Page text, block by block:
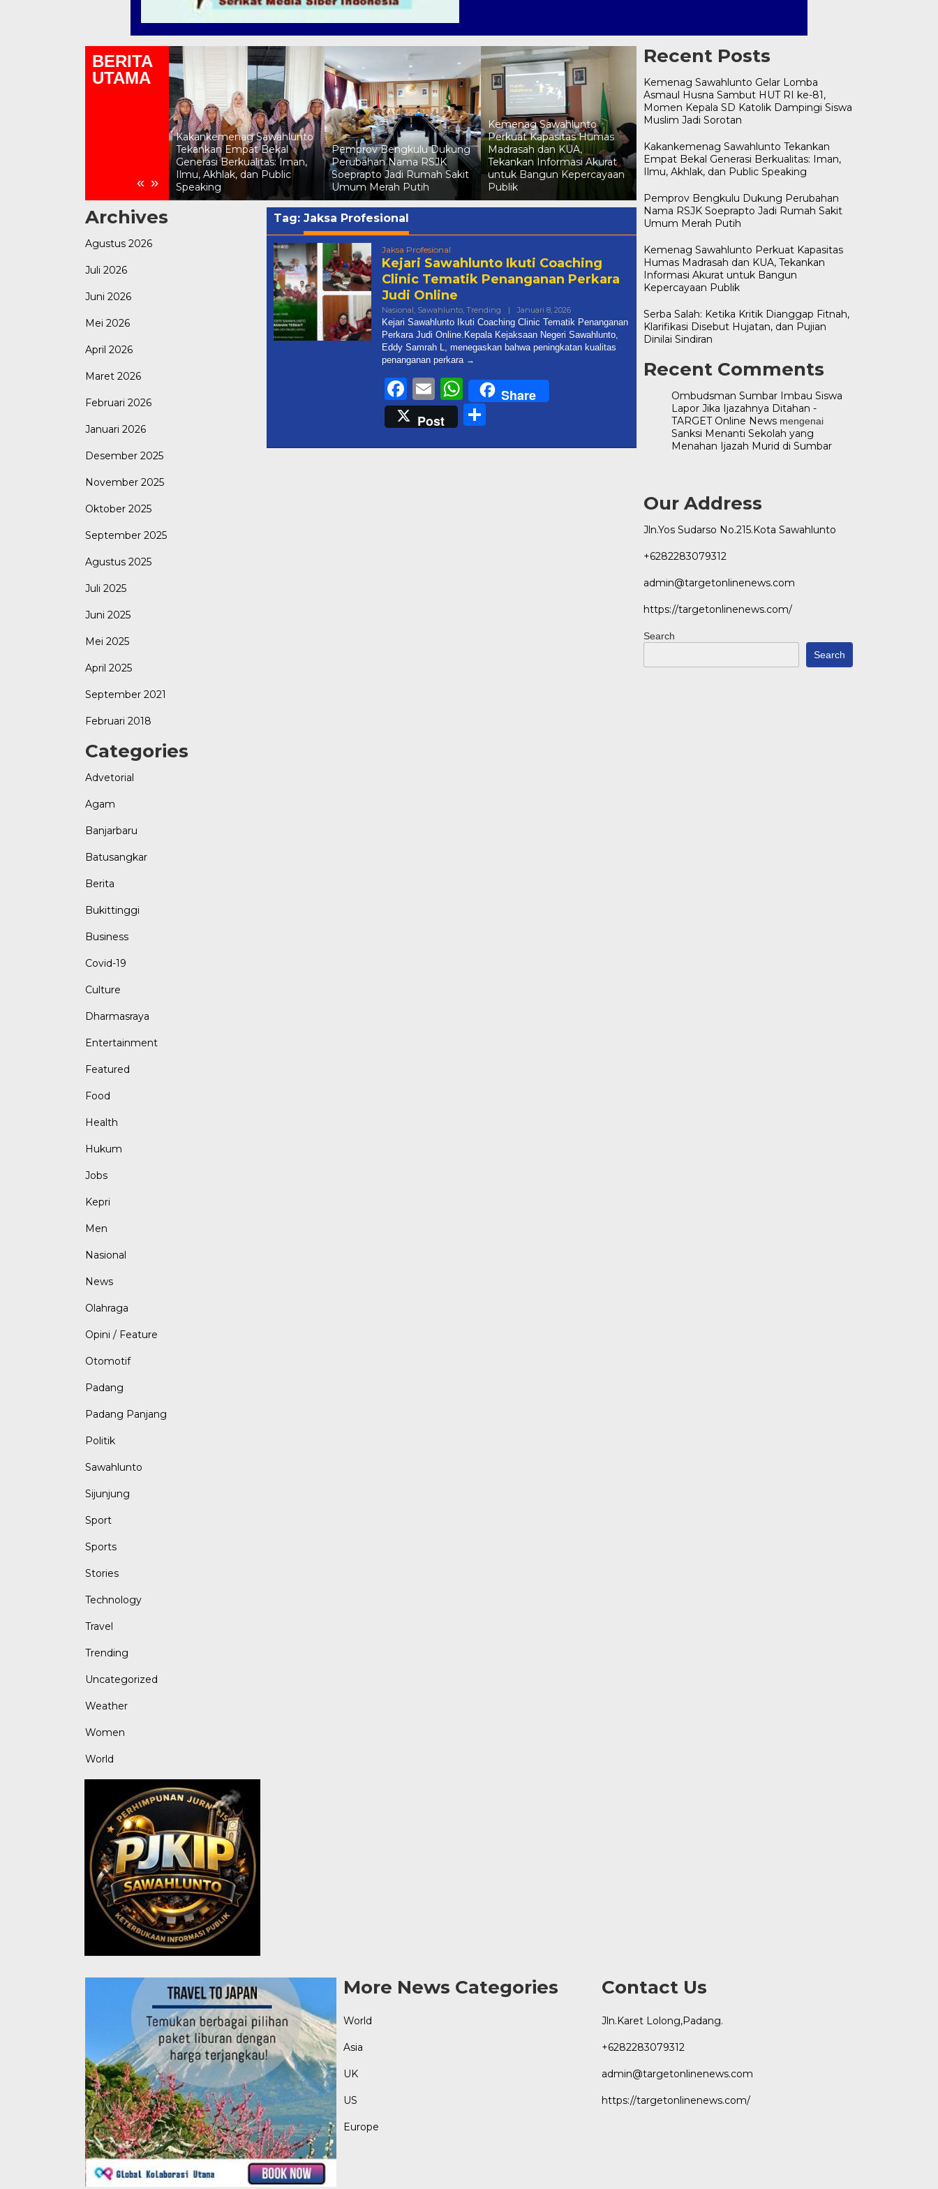
BERITA
UTAMA
« »
Kakankemenag Sawahlunto
Tekankan Empat Bekal
Generasi Berkualitas: Iman,
Ilmu, Akhlak, dan Public
Speaking
Pemprov Bengkulu Dukung
Perubahan Nama RSJK
Soeprapto Jadi Rumah Sakit
Umum Merah Putih
Kemenag Sawahlunto
Perkuat Kapasitas Humas
Madrasah dan KUA,
Tekankan Informasi Akurat
untuk Bangun Kepercayaan
Publik
Serba Salah: Ketika Kritik
Dianggap Fitnah, Klarifikasi
Disebut Hujatan, dan Pujian
Sambut HUT RI ke-81,
Momen Kepala SD Katolik
Dampingi Siswa Muslim Jadi
Archives
Agustus 2026
Juli 2026
Juni 2026
Mei 2026
April 2026
Maret 2026
Februari 2026
Januari 2026
Desember 2025
November 2025
Oktober 2025
September 2025
Agustus 2025
Juli 2025
Juni 2025
Mei 2025
April 2025
September 2021
Februari 2018
Categories
Advetorial
Agam
Banjarbaru
Batusangkar
Berita
Bukittinggi
Business
Covid-19
Culture
Dharmasraya
Entertainment
Featured
Food
Health
Hukum
Jobs
Kepri
Men
Nasional
News
Olahraga
Opini / Feature
Otomotif
Padang
Padang Panjang
Politik
Sawahlunto
Sijunjung
Sport
Sports
Stories
Technology
Travel
Trending
Uncategorized
Weather
Women
World
Tag: Jaksa Profesional
Jaksa Profesional
Kejari Sawahlunto Ikuti Coaching
Clinic Tematik Penanganan Perkara
Judi Online
Nasional, Sawahlunto, Trending | Januari 8, 2026Oleh
Admin@targetonlinenews.com
Kejari Sawahlunto Ikuti Coaching Clinic Tematik Penanganan
Perkara Judi Online.Kepala Kejaksaan Negeri Sawahlunto,
Eddy Samrah L, menegaskan bahwa peningkatan kualitas
penanganan perkara
Facebook
EmailWhatsApp
Share
Post
Recent Posts
Kemenag Sawahlunto Gelar Lomba
Asmaul Husna Sambut HUT RI ke-81,
Momen Kepala SD Katolik Dampingi Siswa
Muslim Jadi Sorotan
Kakankemenag Sawahlunto Tekankan
Empat Bekal Generasi Berkualitas: Iman,
Ilmu, Akhlak, dan Public Speaking
Pemprov Bengkulu Dukung Perubahan
Nama RSJK Soeprapto Jadi Rumah Sakit
Umum Merah Putih
Kemenag Sawahlunto Perkuat Kapasitas
Humas Madrasah dan KUA, Tekankan
Informasi Akurat untuk Bangun
Kepercayaan Publik
Serba Salah: Ketika Kritik Dianggap Fitnah,
Klarifikasi Disebut Hujatan, dan Pujian
Dinilai Sindiran
Recent Comments
Ombudsman Sumbar Imbau Siswa
Lapor Jika Ijazahnya Ditahan -
TARGET Online Newsmengenai
Sanksi Menanti Sekolah yang
Menahan Ijazah Murid di Sumbar
Our Address
Jln.Yos Sudarso No.215.Kota Sawahlunto
+6282283079312
admin@targetonlinenews.com
https://targetonlinenews.com/
Search
Search
More News Categories
World
Asia
UK
US
Europe
Contact Us
Jln.Karet Lolong,Padang.
+6282283079312
admin@targetonlinenews.com
https://targetonlinenews.com/